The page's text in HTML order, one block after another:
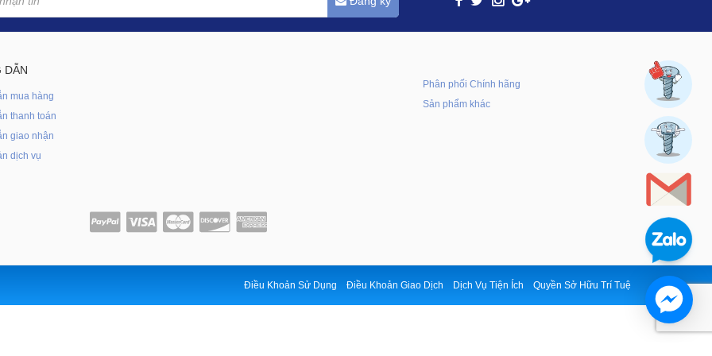
DẪN
mua hàng
thanh toán
giao nhận
dịch vụ
Phân phối Chính hãng
Sản phẩm khác
Điều Khoản Sử Dụng Điều Khoản Giao Dịch Dịch Vụ Tiện Ích Quyền Sở Hữu Trí Tuệ